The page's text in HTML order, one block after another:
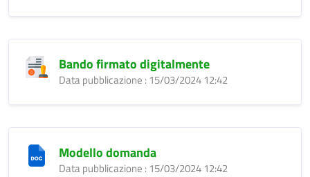
Bando firmato digitalmente
Data pubblicazione : 15/03/2024 12:42
Modello domanda
Data pubblicazione : 15/03/2024 12:42